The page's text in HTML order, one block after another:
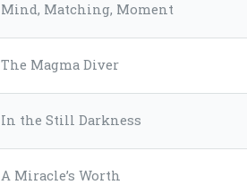
Mind, Matching, Moment
The Magma Diver
In the Still Darkness
A Miracle’s Worth